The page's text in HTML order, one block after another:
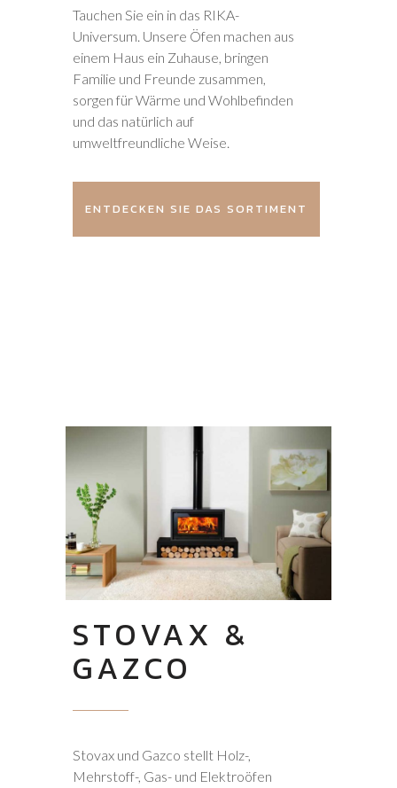
Tauchen Sie ein in das RIKA-
Universum. Unsere Öfen machen aus
einem Haus ein Zuhause, bringen
Familie und Freunde zusammen,
sorgen für Wärme und Wohlbefinden
und das natürlich auf
umweltfreundliche Weise.
ENTDECKEN SIE DAS SORTIMENT
STOVAX &
GAZCO
Stovax und Gazco stellt Holz-,
Mehrstoff-, Gas- und Elektroöfen